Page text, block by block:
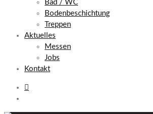
Bad / WC
Bodenbeschichtung
Treppen
Aktuelles
Messen
Jobs
Kontakt